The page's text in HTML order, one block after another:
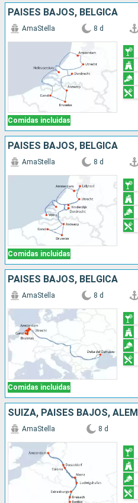
PAISES BAJOS, BÉLGICA
Comidas incluidas
AmaStella 8 d
PAISES BAJOS, BÉLGICA
Comidas incluidas
AmaStella 8 d
PAISES BAJOS, BÉLGICA
Comidas incluidas
AmaStella 8 d
AmaStella 8 d